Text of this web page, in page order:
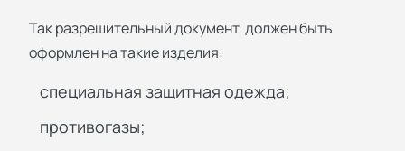
Так разрешительный документ должен быть
оформлен на такие изделия:
специальная защитная одежда;
противогазы;